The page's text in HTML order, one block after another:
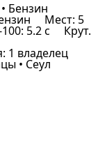
Бензин
Мест: 5
5.2 с Крут.
1 владелец
• Сеул